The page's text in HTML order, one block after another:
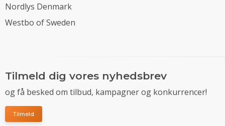
Nordlys Denmark
Westbo of Sweden
Tilmeld dig vores nyhedsbrev
og få besked om tilbud, kampagner og konkurrencer!
Tilmeld